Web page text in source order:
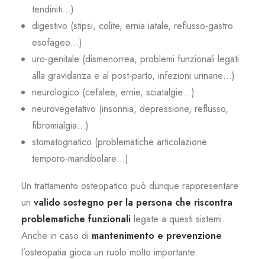
tendiniti…)
digestivo (stipsi, colite, ernia iatale, reflusso-gastro
esofageo…)
uro-genitale (dismenorrea, problemi funzionali legati
alla gravidanza e al post-parto, infezioni urinarie…)
neurologico (cefalee, ernie, sciatalgie…)
neurovegetativo (insonnia, depressione, reflusso,
fibromialgia…)
stomatognatico (problematiche articolazione
temporo-mandibolare…)
Un trattamento osteopatico può dunque rappresentare
un valido sostegno per la persona che riscontra
problematiche funzionali legate a questi sistemi.
Anche in caso di mantenimento e prevenzione
l’osteopatia gioca un ruolo molto importante.